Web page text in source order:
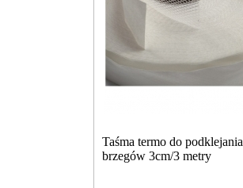
Taśma termo do podklejania
brzegów 3cm/3 metry